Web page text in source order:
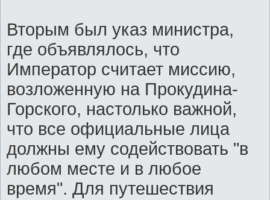
Вторым был указ министра,
где объявлялось, что
Император считает миссию,
возложенную на Прокудина-
Горского, настолько важной,
что все официальные лица
должны ему содействовать "в
любом месте и в любое
время". Для путешествия